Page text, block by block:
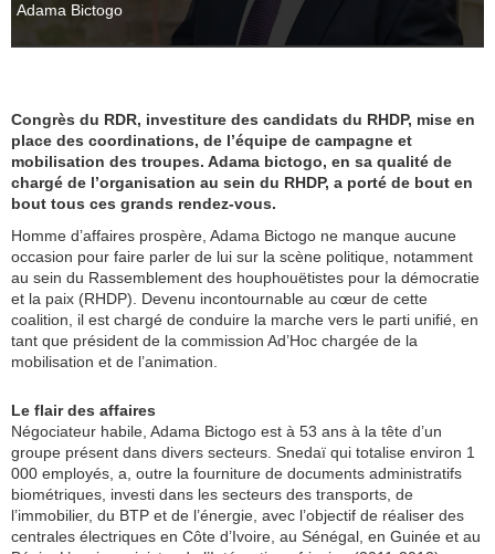
Adama Bictogo
Congrès du RDR, investiture des candidats du RHDP, mise en
place des coordinations, de l’équipe de campagne et
mobilisation des troupes. Adama bictogo, en sa qualité de
chargé de l’organisation au sein du RHDP, a porté de bout en
bout tous ces grands rendez-vous.
Homme d’affaires prospère, Adama Bictogo ne manque aucune
occasion pour faire parler de lui sur la scène politique, notamment
au sein du Rassemblement des houphouëtistes pour la démocratie
et la paix (RHDP). Devenu incontournable au cœur de cette
coalition, il est chargé de conduire la marche vers le parti unifié, en
tant que président de la commission Ad’Hoc chargée de la
mobilisation et de l’animation.
Le flair des affaires
Négociateur habile, Adama Bictogo est à 53 ans à la tête d’un
groupe présent dans divers secteurs. Snedaï qui totalise environ 1
000 employés, a, outre la fourniture de documents administratifs
biométriques, investi dans les secteurs des transports, de
l’immobilier, du BTP et de l’énergie, avec l’objectif de réaliser des
centrales électriques en Côte d’Ivoire, au Sénégal, en Guinée et au